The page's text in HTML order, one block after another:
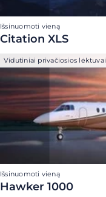
Išsinuomoti vieną
Citation XLS
Vidutiniai privačiosios lėktuvai
Išsinuomoti vieną
Hawker 1000